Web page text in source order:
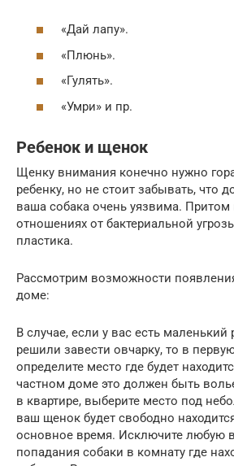
«Дай лапу».
«Плюнь».
«Гулять».
«Умри» и пр.
Ребенок и щенок
Щенку внимания конечно нужно
ребенку, но не стоит забывать, что
ваша собака очень уязвима. Притом
отношениях от бактериальной
пластика.
Рассмотрим возможности
доме:
В случае, если у вас есть маленький
решили завести овчарку, то в
определите место где будет
частном доме это должен быть
в квартире, выберите место под
ваш щенок будет свободно
основное время. Исключите любую
попадания собаки в комнату где